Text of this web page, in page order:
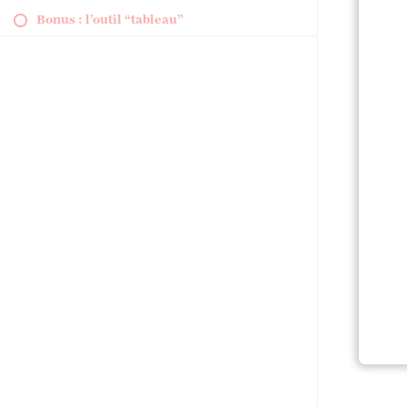
Bonus : l’outil “tableau”